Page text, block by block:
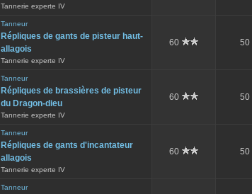
Tannerie experte IV
Tanneur
Répliques de gants de pisteur haut-
allagois
Tannerie experte IV
60 50
Tanneur
Répliques de brassières de pisteur
du Dragon-dieu
Tannerie experte IV
60 50
Tanneur
Répliques de gants d'incantateur
allagois
Tannerie experte IV
60 50
Tanneur